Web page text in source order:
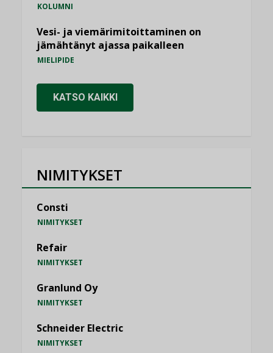
KOLUMNI
Vesi- ja viemärimitoittaminen on
jämähtänyt ajassa paikalleen
MIELIPIDE
KATSO KAIKKI
NIMITYKSET
Consti
NIMITYKSET
Refair
NIMITYKSET
Granlund Oy
NIMITYKSET
Schneider Electric
NIMITYKSET